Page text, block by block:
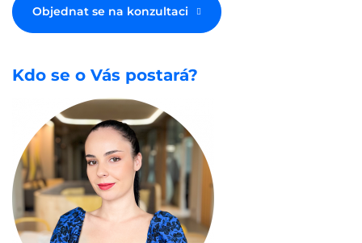
Objednat se na konzultaci
Kdo se o Vás postará?